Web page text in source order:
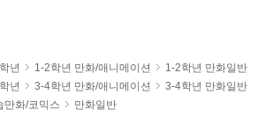
년 1-2학년 만화/애니메이션
1-2학년 만화일반
년 3-4학년 만화/애니메이션
3-4학년 만화일반
만화/코믹스 만화일반